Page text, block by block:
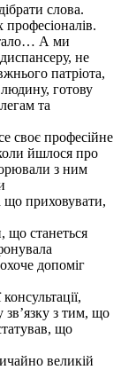
слова.
А ми
не
патрiота,
готову
та
своє професійне
йшлося про
з ним
що приховувати,
що станеться
допоміг
з тим, що
що
великій